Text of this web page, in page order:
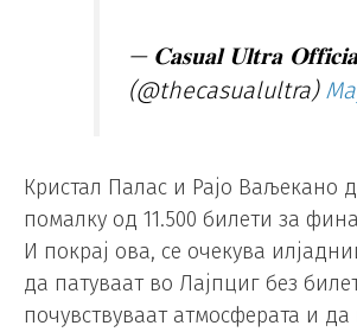
— 𝐂𝐚𝐬𝐮𝐚𝐥 𝐔𝐥𝐭𝐫𝐚
(@thecasualultra)
Кристал Палас и Рајо Ваљекано
помалку од 11.500 билети за
И покрај ова, се очекува
да патуваат во Лајпциг без
почувствуваат атмосферата и да